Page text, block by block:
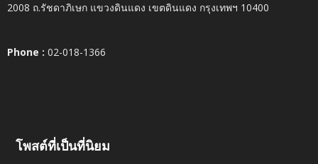
2008 ถ.รัชดาภิเษก แขวงดินแดง เขตดินแดง กรุงเทพฯ 10400
Phone : 02-018-1366
โพสต์ที่เป็นที่นิยม